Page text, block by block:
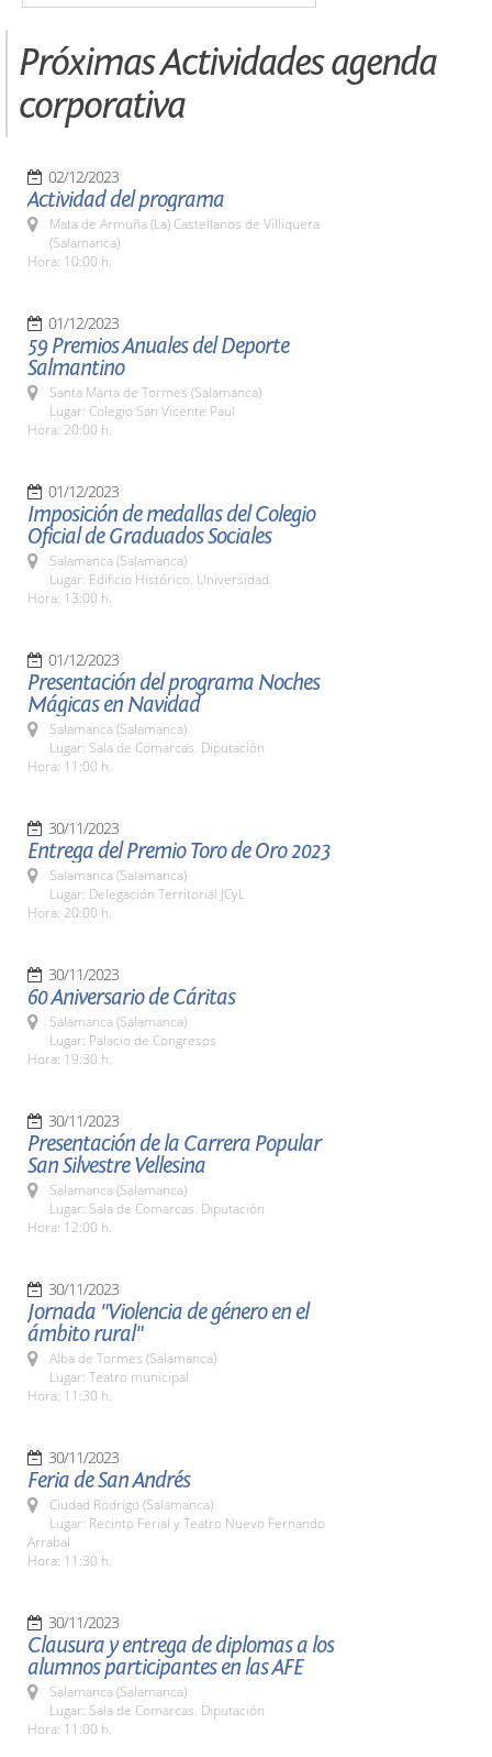
Próximas Actividades agenda
corporativa
02/12/2023
Actividad del programa
Mata de Armuña (La) Castellanos de Villiquera
(Salamanca)
Hora: 10:00 h.
01/12/2023
59 Premios Anuales del Deporte
Salmantino
Santa Marta de Tormes (Salamanca)
Lugar: Colegio San Vicente Paul
Hora: 20:00 h.
01/12/2023
Imposición de medallas del Colegio
Oficial de Graduados Sociales
Salamanca (Salamanca)
Lugar: Edificio Histórico. Universidad
Hora: 13:00 h.
01/12/2023
Presentación del programa Noches
Mágicas en Navidad
Salamanca (Salamanca)
Lugar: Sala de Comarcas. Diputación
Hora: 11:00 h.
30/11/2023
Entrega del Premio Toro de Oro 2023
Salamanca (Salamanca)
Lugar: Delegación Territorial JCyL
Hora: 20:00 h.
30/11/2023
60 Aniversario de Cáritas
Salamanca (Salamanca)
Lugar: Palacio de Congresos
Hora: 19:30 h.
30/11/2023
Presentación de la Carrera Popular
San Silvestre Vellesina
Salamanca (Salamanca)
Lugar: Sala de Comarcas. Diputación
Hora: 12:00 h.
30/11/2023
Jornada "Violencia de género en el
ámbito rural"
Alba de Tormes (Salamanca)
Lugar: Teatro municipal
Hora: 11:30 h.
30/11/2023
Feria de San Andrés
Ciudad Rodrigo (Salamanca)
Lugar: Recinto Ferial y Teatro Nuevo Fernando
Arrabal
Hora: 11:30 h.
30/11/2023
Clausura y entrega de diplomas a los
alumnos participantes en las AFE
Salamanca (Salamanca)
Lugar: Sala de Comarcas. Diputación
Hora: 11:00 h.